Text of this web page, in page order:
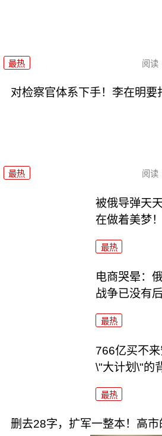
最热 阅读
对检察官体系下手！李在明要
最热 阅读
被俄导弹天
在做着美梦！
最热
电商哭晕：
战争已没有
最热
766亿买不
\"大计划\"的
最热
删去28字，扩军一整本！高